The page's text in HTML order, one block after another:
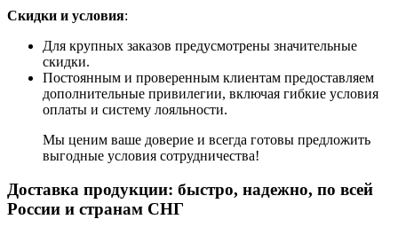
Скидки и условия:
Для крупных заказов предусмотрены значительные
скидки.
Постоянным и проверенным клиентам предоставляем
дополнительные привилегии, включая гибкие условия
оплаты и систему лояльности.
Мы ценим ваше доверие и всегда готовы предложить
выгодные условия сотрудничества!
Доставка продукции: быстро, надежно, по всей
России и странам СНГ